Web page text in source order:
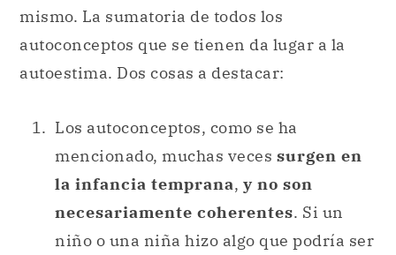
mismo. La sumatoria de todos los
autoconceptos que se tienen da lugar a la
autoestima. Dos cosas a destacar:
Los autoconceptos, como se ha
mencionado, muchas veces surgen en
la infancia temprana, y no son
necesariamente coherentes. Si un
niño o una niña hizo algo que podría ser